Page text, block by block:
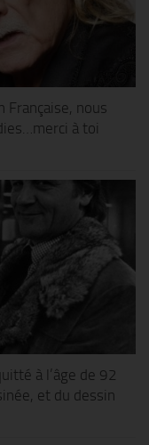
Française, nous
à toi
à l’âge de 92
et du dessin